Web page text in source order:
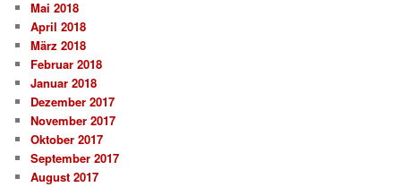
Mai 2018
April 2018
März 2018
Februar 2018
Januar 2018
Dezember 2017
November 2017
Oktober 2017
September 2017
August 2017